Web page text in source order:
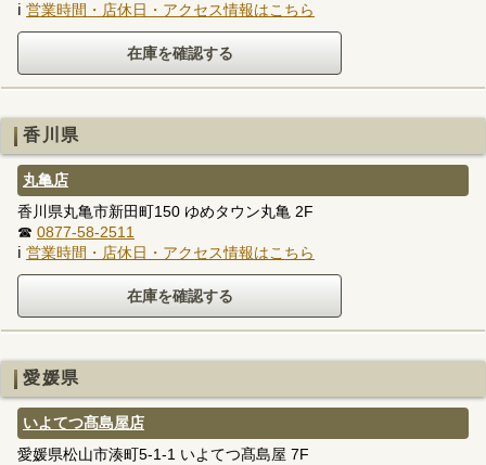
ℹ 営業時間・店休日・アクセス情報はこちら
香川県
丸亀店
香川県丸亀市新田町150 ゆめタウン丸亀 2F
☎ 0877-58-2511
ℹ 営業時間・店休日・アクセス情報はこちら
愛媛県
いよてつ髙島屋店
愛媛県松山市湊町5-1-1 いよてつ髙島屋 7F